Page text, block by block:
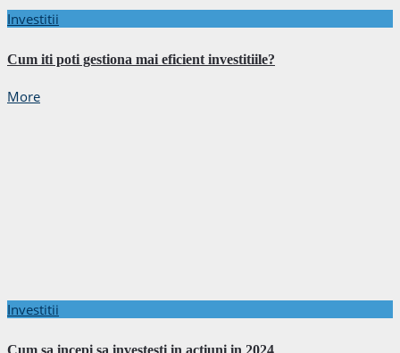
Investitii
Cum iti poti gestiona mai eficient investitiile?
More
Investitii
Cum sa incepi sa investesti in actiuni in 2024